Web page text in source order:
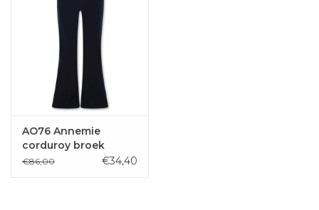
AO76 Annemie
corduroy broek
flared navy
€86,00 €34,40